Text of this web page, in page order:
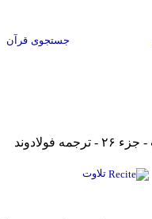
جستجوی قرآن
تلاوت